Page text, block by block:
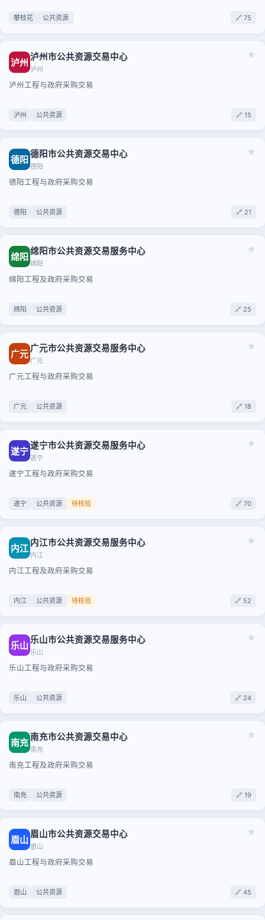
攀枝花 公共资源 🔗 75
★
泸州 泸州市公共资源交易中心
泸州
泸州工程与政府采购交易
泸州 公共资源 🔗 15
★
德阳 德阳市公共资源交易中心
德阳
德阳工程与政府采购交易
德阳 公共资源 🔗 21
★
绵阳 绵阳市公共资源交易服务中心
绵阳
绵阳工程及政府采购交易
绵阳 公共资源 🔗 25
★
广元 广元市公共资源交易服务中心
广元
广元工程与政府采购交易
广元 公共资源 🔗 18
★
遂宁遂宁市公共资源交易服务中心
遂宁
遂宁工程与政府采购交易
遂宁 公共资源 待核验 🔗 70
★
内江 内江市公共资源交易服务中心
内江
内江工程及政府采购交易
内江 公共资源 待核验 🔗 52
★
乐山 乐山市公共资源交易服务中心
乐山
乐山工程与政府采购交易
乐山 公共资源 🔗 24
★
南充南充市公共资源交易中心
南充
南充工程及政府采购交易
南充 公共资源 🔗 19
★
眉山 眉山市公共资源交易中心
眉山
眉山工程与政府采购交易
眉山 公共资源 🔗 45